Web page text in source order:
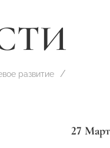
развитие
27